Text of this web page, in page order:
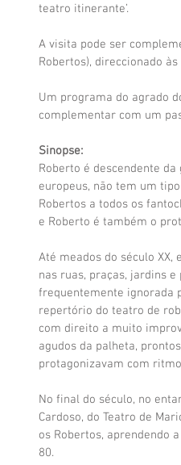
teatro itinerante’.
A visita pode ser
Robertos), direccionado
Um programa do agrado
complementar com um
Sinopse:
Roberto é descendente
europeus, não tem um
Robertos a todos os
e Roberto é também o
Até meados do século
nas ruas, praças, jardins
frequentemente ignorada
repertório do teatro de
com direito a muito
agudos da palheta,
protagonizavam com
No final do século, no
Cardoso, do Teatro de
os Robertos, aprendendo
80.